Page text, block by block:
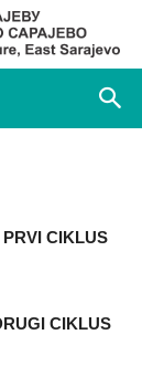
CIKLUS
CIKLUS